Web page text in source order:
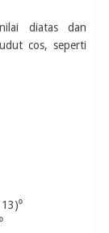
diatas dan
cos, seperti